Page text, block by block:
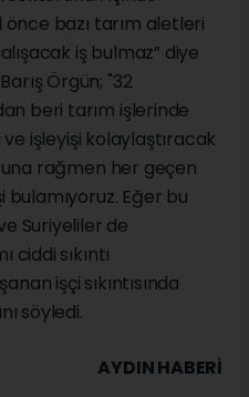
önce bazı tarım aletleri
iş bulmaz” diye
Örgün; "32
beri tarım işlerinde
ve işleyişi kolaylaştıracak
rağmen her geçen
bulamıyoruz. Eğer bu
Suriyeliler de
ciddi sıkıntı
işçi sıkıntısında
söyledi.
AYDIN HABERİ